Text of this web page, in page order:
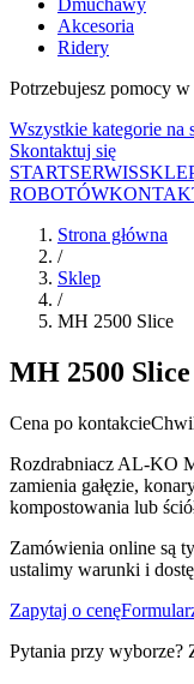
Dmuchawy
Akcesoria
Ridery
Potrzebujesz pomocy
Wszystkie kategorie na
Skontaktuj się
STARTSERWIS
ROBOTÓW
Strona główna
/
Sklep
/
MH 2500 Slice
MH 2500 Slice
Cena po kontakcie
Rozdrabniacz AL-KO
zamienia gałęzie,
kompostowania lub
Zamówienia online są
ustalimy warunki i
Zapytaj o cenę
Pytania przy wyborze?